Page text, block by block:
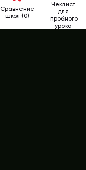
Сравнение
школ (0)
Чеклист
для
пробного
урока